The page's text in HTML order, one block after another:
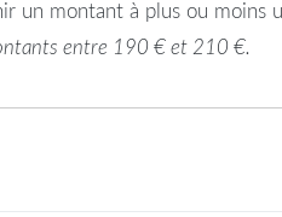
un montant à plus ou moins
entre 190 € et 210 €.